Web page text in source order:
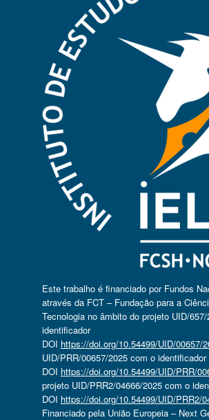
Este trabalho é financiado por Fundos
através da FCT – Fundação para a
Tecnologia no âmbito do projeto UID/
identificador
DOI https://doi.org/10.54499/UID/00657/
UID/PRR/00657/2025 com o identificador
DOI https://doi.org/10.54499/UID/PRR/
projeto UID/PRR2/04666/2025 com o
DOI https://doi.org/10.54499/UID/PRR2/
Financiado pela União Europeia – Next